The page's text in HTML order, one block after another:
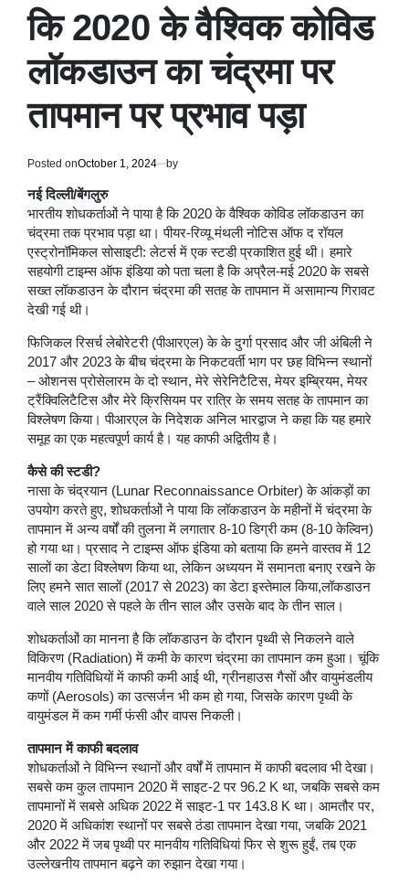
कि 2020 के वैश्विक कोविड
लॉकडाउन का चंद्रमा पर
तापमान पर प्रभाव पड़ा
Posted onOctober 1, 2024 by
नई दिल्ली/बेंगलुरु
भारतीय शोधकर्ताओं ने पाया है कि 2020 के वैश्विक कोविड लॉकडाउन का
चंद्रमा तक प्रभाव पड़ा था। पीयर-रिव्यू मंथली नोटिस ऑफ द रॉयल
एस्ट्रोनॉमिकल सोसाइटी: लेटर्स में एक स्टडी प्रकाशित हुई थी। हमारे
सहयोगी टाइम्स ऑफ इंडिया को पता चला है कि अप्रैल-मई 2020 के सबसे
सख्त लॉकडाउन के दौरान चंद्रमा की सतह के तापमान में असामान्य गिरावट
देखी गई थी।
फिजिकल रिसर्च लेबोरेटरी (पीआरएल) के के दुर्गा प्रसाद और जी अंबिली ने
2017 और 2023 के बीच चंद्रमा के निकटवर्ती भाग पर छह विभिन्न स्थानों
– ओशनस प्रोसेलारम के दो स्थान, मेरे सेरेनिटैटिस, मेयर इम्ब्रियम, मेयर
ट्रैंक्विलिटैटिस और मेरे क्रिसियम पर रात्रि के समय सतह के तापमान का
विश्लेषण किया। पीआरएल के निदेशक अनिल भारद्वाज ने कहा कि यह हमारे
समूह का एक महत्वपूर्ण कार्य है। यह काफी अद्वितीय है।
कैसे की स्टडी?
नासा के चंद्रयान (Lunar Reconnaissance Orbiter) के आंकड़ों का
उपयोग करते हुए, शोधकर्ताओं ने पाया कि लॉकडाउन के महीनों में चंद्रमा के
तापमान में अन्य वर्षों की तुलना में लगातार 8-10 डिग्री कम (8-10 केल्विन)
हो गया था। प्रसाद ने टाइम्स ऑफ इंडिया को बताया कि हमने वास्तव में 12
सालों का डेटा विश्लेषण किया था, लेकिन अध्ययन में समानता बनाए रखने के
लिए हमने सात सालों (2017 से 2023) का डेटा इस्तेमाल किया,लॉकडाउन
वाले साल 2020 से पहले के तीन साल और उसके बाद के तीन साल।
शोधकर्ताओं का मानना है कि लॉकडाउन के दौरान पृथ्वी से निकलने वाले
विकिरण (Radiation) में कमी के कारण चंद्रमा का तापमान कम हुआ। चूंकि
मानवीय गतिविधियों में काफी कमी आई थी, ग्रीनहाउस गैसों और वायुमंडलीय
कणों (Aerosols) का उत्सर्जन भी कम हो गया, जिसके कारण पृथ्वी के
वायुमंडल में कम गर्मी फंसी और वापस निकली।
तापमान में काफी बदलाव
शोधकर्ताओं ने विभिन्न स्थानों और वर्षों में तापमान में काफी बदलाव भी देखा।
सबसे कम कुल तापमान 2020 में साइट-2 पर 96.2 K था, जबकि सबसे कम
तापमानों में सबसे अधिक 2022 में साइट-1 पर 143.8 K था। आमतौर पर,
2020 में अधिकांश स्थानों पर सबसे ठंडा तापमान देखा गया, जबकि 2021
और 2022 में जब पृथ्वी पर मानवीय गतिविधियां फिर से शुरू हुईं, तब एक
उल्लेखनीय तापमान बढ़ने का रुझान देखा गया।